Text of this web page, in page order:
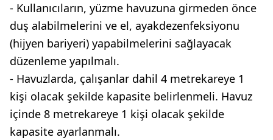
- Kullanıcıların, yüzme havuzuna girmeden önce
duş alabilmelerini ve el, ayakdezenfeksiyonu
(hijyen bariyeri) yapabilmelerini sağlayacak
düzenleme yapılmalı.
- Havuzlarda, çalışanlar dahil 4 metrekareye 1
kişi olacak şekilde kapasite belirlenmeli. Havuz
içinde 8 metrekareye 1 kişi olacak şekilde
kapasite ayarlanmalı.